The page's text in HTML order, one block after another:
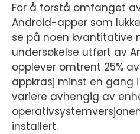
For å forstå omfanget
Android-apper som
se på noen kvantitative
undersøkelse utført av
opplever omtrent 25%
appkrasj minst en gang
variere avhengig av
installert.